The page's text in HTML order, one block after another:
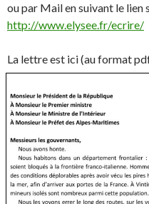
ou par Mail en suivant le lien
http://www.elysee.fr/ecrire/
La lettre est ici (au format